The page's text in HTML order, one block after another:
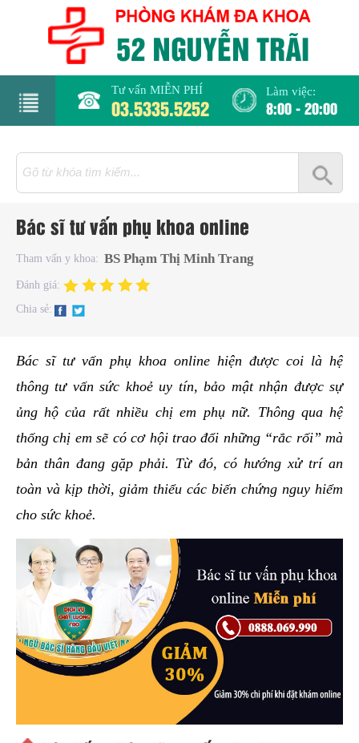
Tư vấn MIỄN PHÍ
03.5335.5252
Làm việc:
8:00 - 20:00
Bác sĩ tư vấn phụ khoa online
Tham vấn y khoa: BS Phạm Thị Minh Trang
Đánh giá:
Chia sẻ:
Bác sĩ tư vấn phụ khoa online hiện được coi là hệ
thông tư vấn sức khoẻ uy tín, bảo mật nhận được sự
ủng hộ của rất nhiều chị em phụ nữ. Thông qua hệ
thống chị em sẽ có cơ hội trao đổi những “rắc rối” mà
bản thân đang gặp phải. Từ đó, có hướng xử trí an
toàn và kịp thời, giảm thiểu các biến chứng nguy hiểm
cho sức khoẻ.